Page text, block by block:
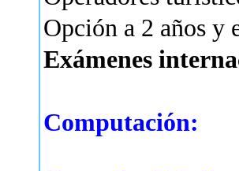
Opción a 2 años y
Exámenes
Computación: